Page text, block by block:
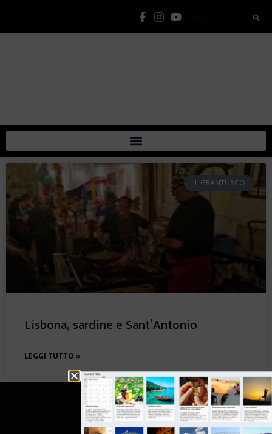
IL GRANTURCO
Lisbona, sardine e Sant’Antonio
LEGGI TUTTO »